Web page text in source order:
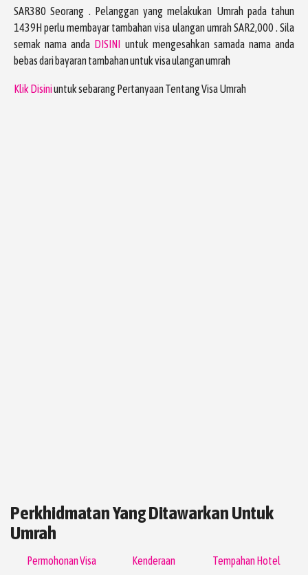
SAR380 Seorang . Pelanggan yang melakukan Umrah pada tahun
1439H perlu membayar tambahan visa ulangan umrah SAR2,000 . Sila
semak nama anda DISINI untuk mengesahkan samada nama anda
bebas dari bayaran tambahan untuk visa ulangan umrah
Klik Disiniuntuk sebarang Pertanyaan Tentang Visa Umrah
Perkhidmatan Yang Ditawarkan Untuk
Umrah
Permohonan Visa Kenderaan Tempahan Hotel